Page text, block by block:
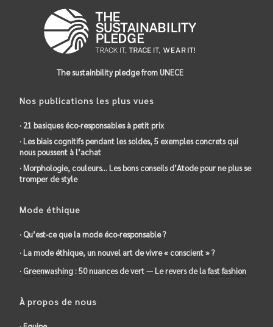
The sustainbility pledge from UNECE
Nos publications les plus vues
· 21 basiques éco-responsables à petit prix
· Les biais cognitifs pendant les soldes, 5 exemples concrets qui
nous poussent à l’achat
· Morphologie, couleurs… Les bons conseils d’Atode pour ne plus se
tromper de style
Mode éthique
· Qu’est-ce que la mode éco-responsable ?
· La modeéthique, un nouvel art de vivre « conscient » ?
· Greenwashing : 50 nuances de vert — Le revers de lafast fashion
À propos de nous